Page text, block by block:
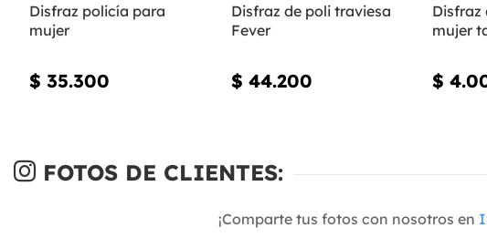
Disfraz policía para
mujer
$ 35.300
Disfraz de poli traviesa
Fever
$ 44.200
Disfraz
mujer
$
FOTOS DE CLIENTES:
¡Comparte tus fotos con nosotros en